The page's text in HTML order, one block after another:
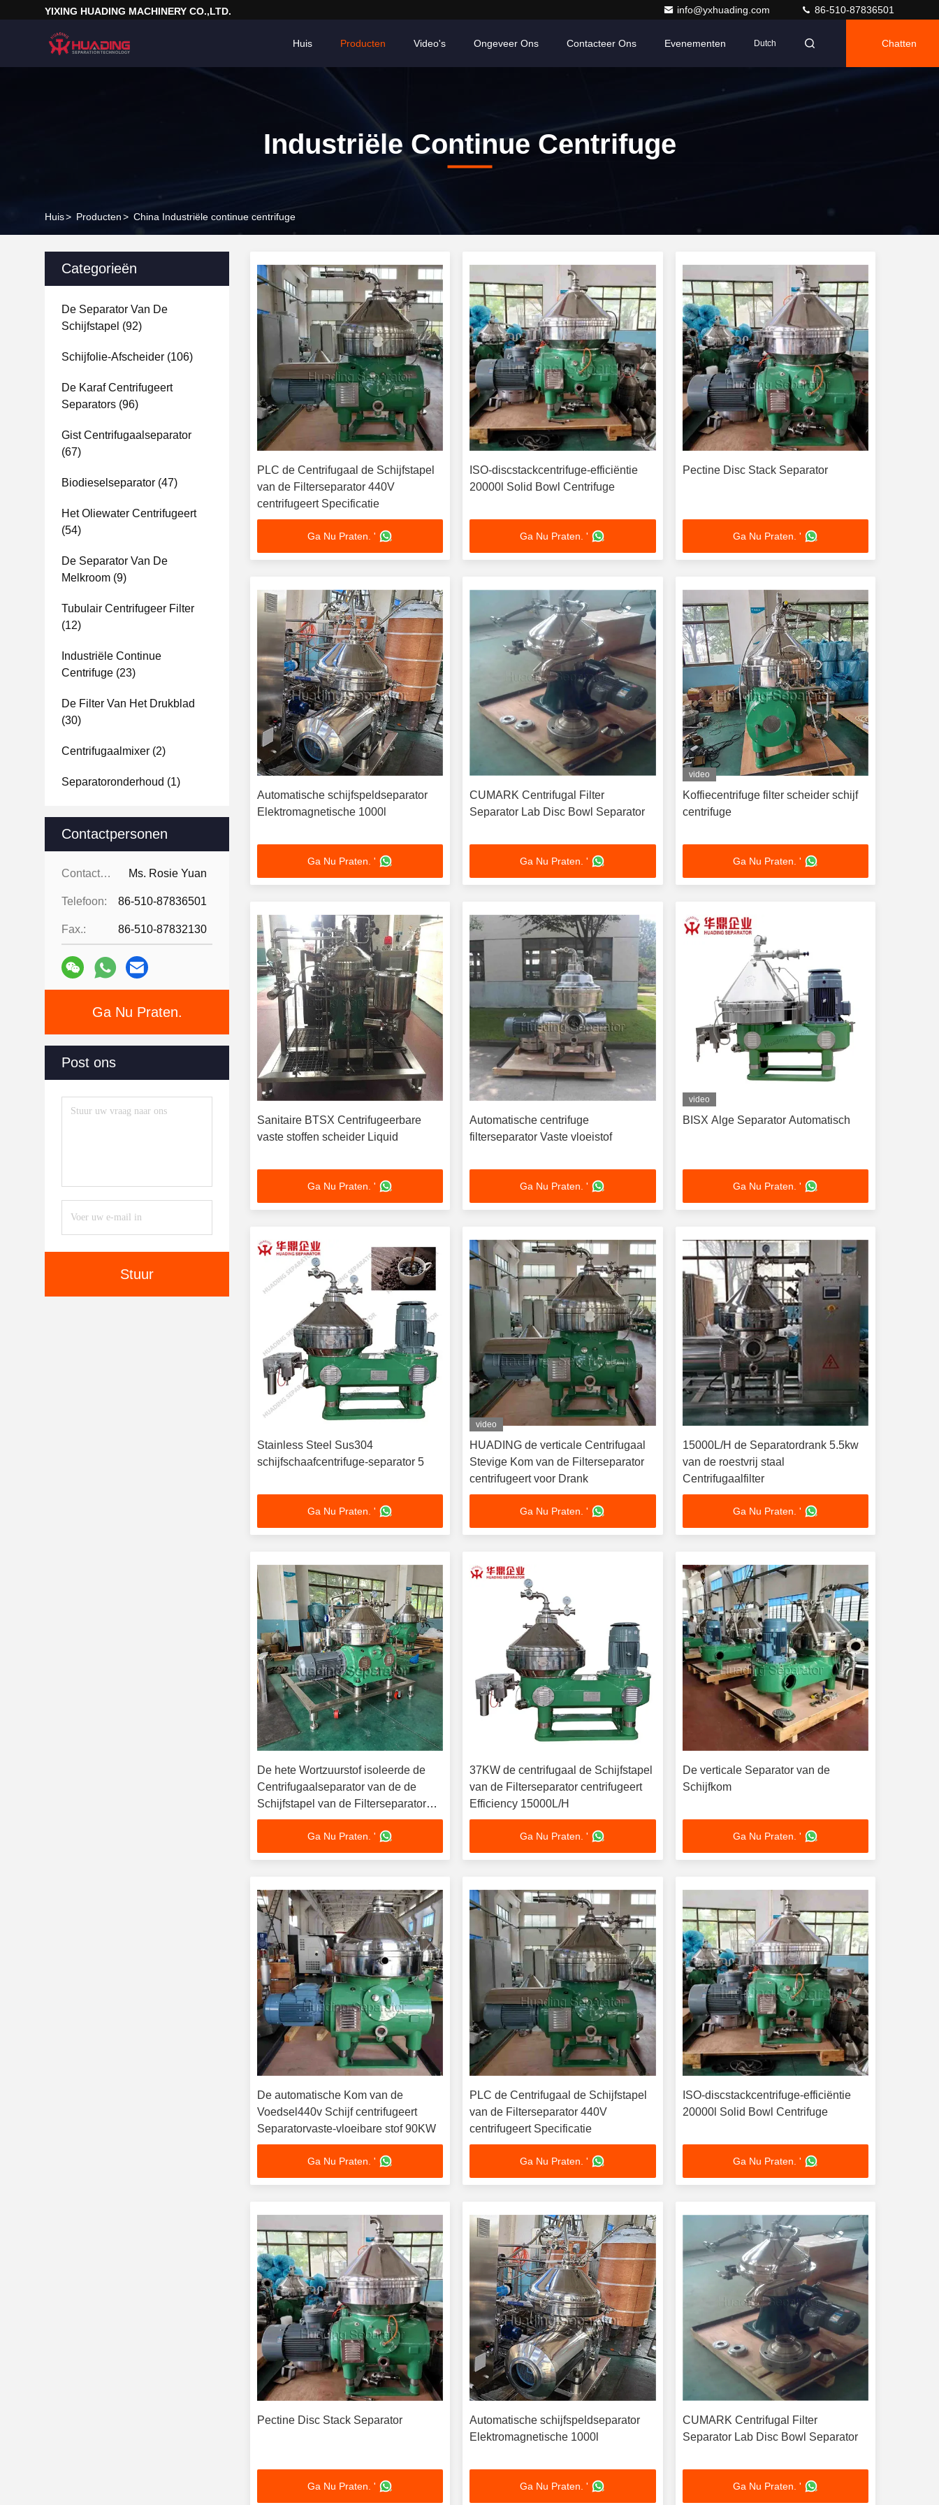
YIXING HUADING MACHINERY CO.,LTD. info@yxhuading.com 86-510-87836501
Huis Producten Video's Ongeveer Ons Contacteer Ons Evenementen Dutch Chatten
Industriële Continue Centrifuge
Huis> Producten> China Industriële continue centrifuge
Categorieën
De Separator Van De
Schijfstapel (92)
Schijfolie-Afscheider (106)
De Karaf Centrifugeert
Separators (96)
Gist Centrifugaalseparator
(67)
Biodieselseparator (47)
Het Oliewater Centrifugeert
(54)
De Separator Van De
Melkroom (9)
Tubulair Centrifugeer Filter
(12)
Industriële Continue
Centrifuge (23)
De Filter Van Het Drukblad
(30)
Centrifugaalmixer (2)
Separatoronderhoud (1)
Contactpersonen
Contactpersonen: Ms. Rosie Yuan
Telefoon: 86-510-87836501
Fax.: 86-510-87832130
Ga Nu Praten.
Post ons
Stuur
PLC de Centrifugaal de Schijfstapel
van de Filterseparator 440V
centrifugeert Specificatie
Ga Nu Praten. '
ISO-discstackcentrifuge-efficiëntie
20000l Solid Bowl Centrifuge
Ga Nu Praten. '
Pectine Disc Stack Separator
Ga Nu Praten. '
Automatische schijfspeldseparator
Elektromagnetische 1000l
Ga Nu Praten. '
CUMARK Centrifugal Filter
Separator Lab Disc Bowl Separator
Ga Nu Praten. '
video
Koffiecentrifuge filter scheider schijf
centrifuge
Ga Nu Praten. '
Sanitaire BTSX Centrifugeerbare
vaste stoffen scheider Liquid
Ga Nu Praten. '
Automatische centrifuge
filterseparator Vaste vloeistof
Ga Nu Praten. '
video
BISX Alge Separator Automatisch
Ga Nu Praten. '
Stainless Steel Sus304
schijfschaafcentrifuge-separator 5
Ga Nu Praten. '
video
HUADING de verticale Centrifugaal
Stevige Kom van de Filterseparator
centrifugeert voor Drank
Ga Nu Praten. '
15000L/H de Separatordrank 5.5kw
van de roestvrij staal
Centrifugaalfilter
Ga Nu Praten. '
De hete Wortzuurstof isoleerde de
Centrifugaalseparator van de de
Schijfstapel van de Filterseparator
CIP
Ga Nu Praten. '
37KW de centrifugaal de Schijfstapel
van de Filterseparator centrifugeert
Efficiency 15000L/H
Ga Nu Praten. '
De verticale Separator van de
Schijfkom
Ga Nu Praten. '
De automatische Kom van de
Voedsel440v Schijf centrifugeert
Separatorvaste-vloeibare stof 90KW
Ga Nu Praten. '
PLC de Centrifugaal de Schijfstapel
van de Filterseparator 440V
centrifugeert Specificatie
Ga Nu Praten. '
ISO-discstackcentrifuge-efficiëntie
20000l Solid Bowl Centrifuge
Ga Nu Praten. '
Pectine Disc Stack Separator
Ga Nu Praten. '
Automatische schijfspeldseparator
Elektromagnetische 1000l
Ga Nu Praten. '
CUMARK Centrifugal Filter
Separator Lab Disc Bowl Separator
Ga Nu Praten. '